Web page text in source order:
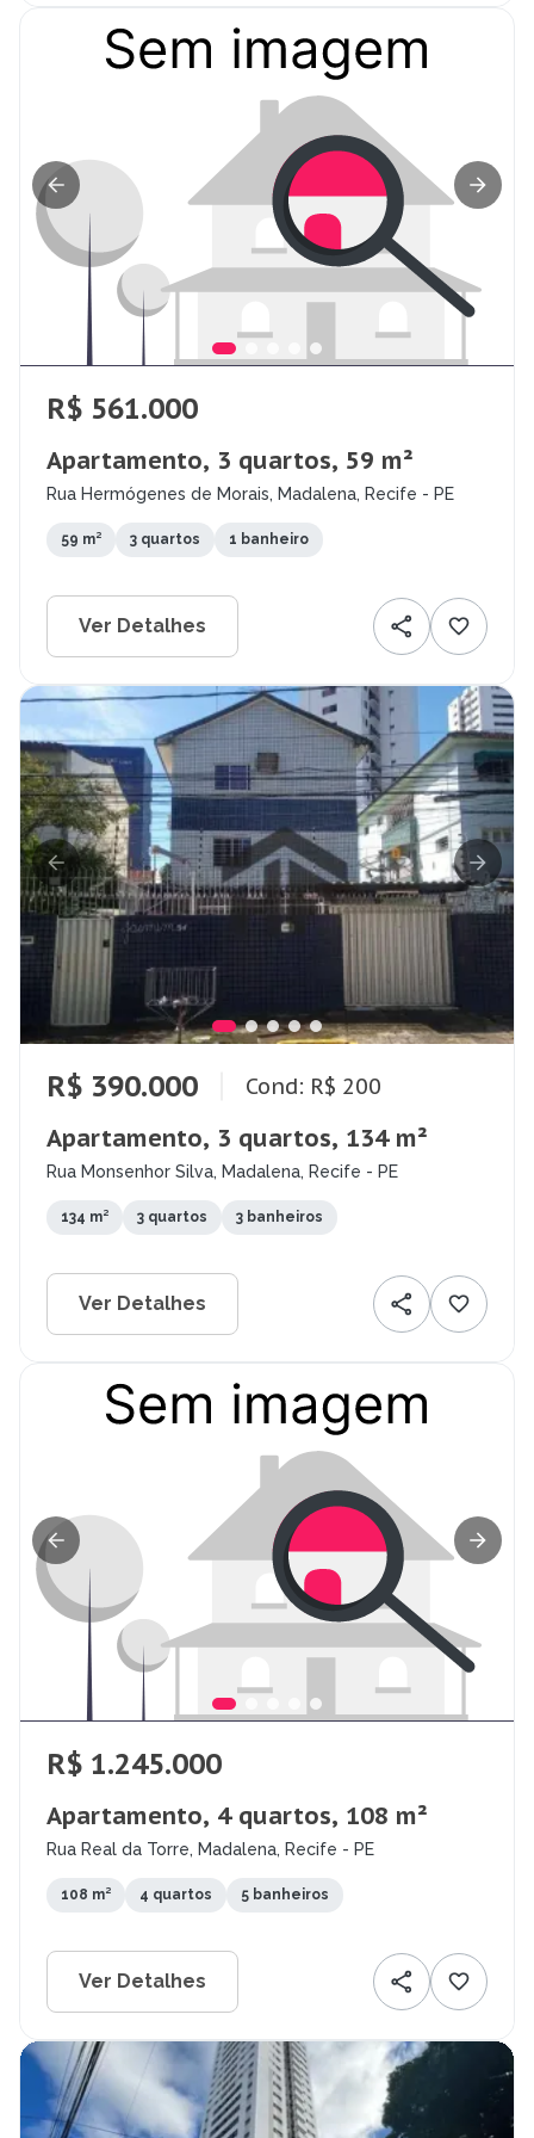
R$ 561.000
Apartamento, 3 quartos, 59 m²
Rua Hermógenes de Morais, Madalena, Recife - PE
59 m² 3 quartos 1 banheiro
Ver Detalhes
R$ 390.000 Cond: R$ 200
Apartamento, 3 quartos, 134 m²
Rua Monsenhor Silva, Madalena, Recife - PE
134 m² 3 quartos 3 banheiros
Ver Detalhes
R$ 1.245.000
Apartamento, 4 quartos, 108 m²
Rua Real da Torre, Madalena, Recife - PE
108 m² 4 quartos 5 banheiros
Ver Detalhes